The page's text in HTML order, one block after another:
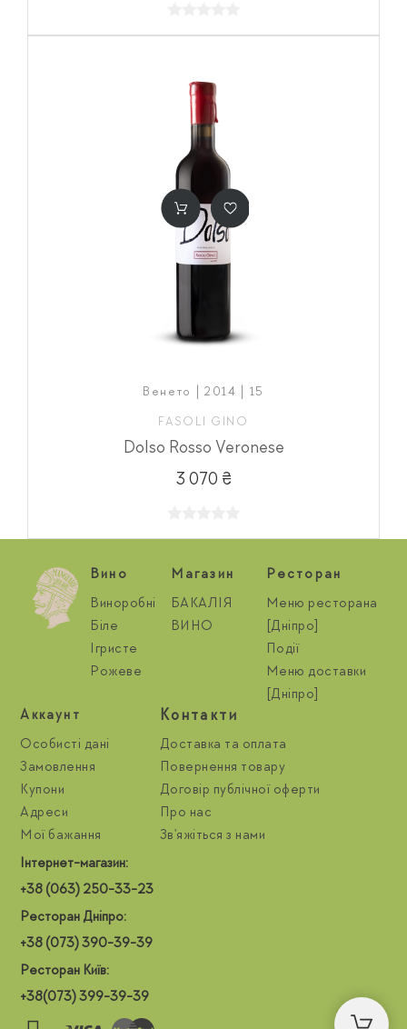
Венето | 2014 | 15
FASOLI GINO
Dolso Rosso Veronese
3 070 ₴
Вино
Виноробні
Біле
Ігристе
Рожеве
Магазин
БАКАЛІЯ
ВИНО
Ресторан
Меню ресторана
[Дніпро]
Події
Меню доставки
[Дніпро]
Aккаунт
Особисті дані
Замовлення
Купони
Адреси
Мої бажання
Контакти
Доставка та оплата
Повернення товару
Договір публічної оферти
Про нас
Зв'яжіться з нами
Інтернет-магазин:
+38 (063) 250-33-23
Ресторан Дніпро:
+38 (073) 390-39-39
Ресторан Київ:
+38(073) 399-39-39